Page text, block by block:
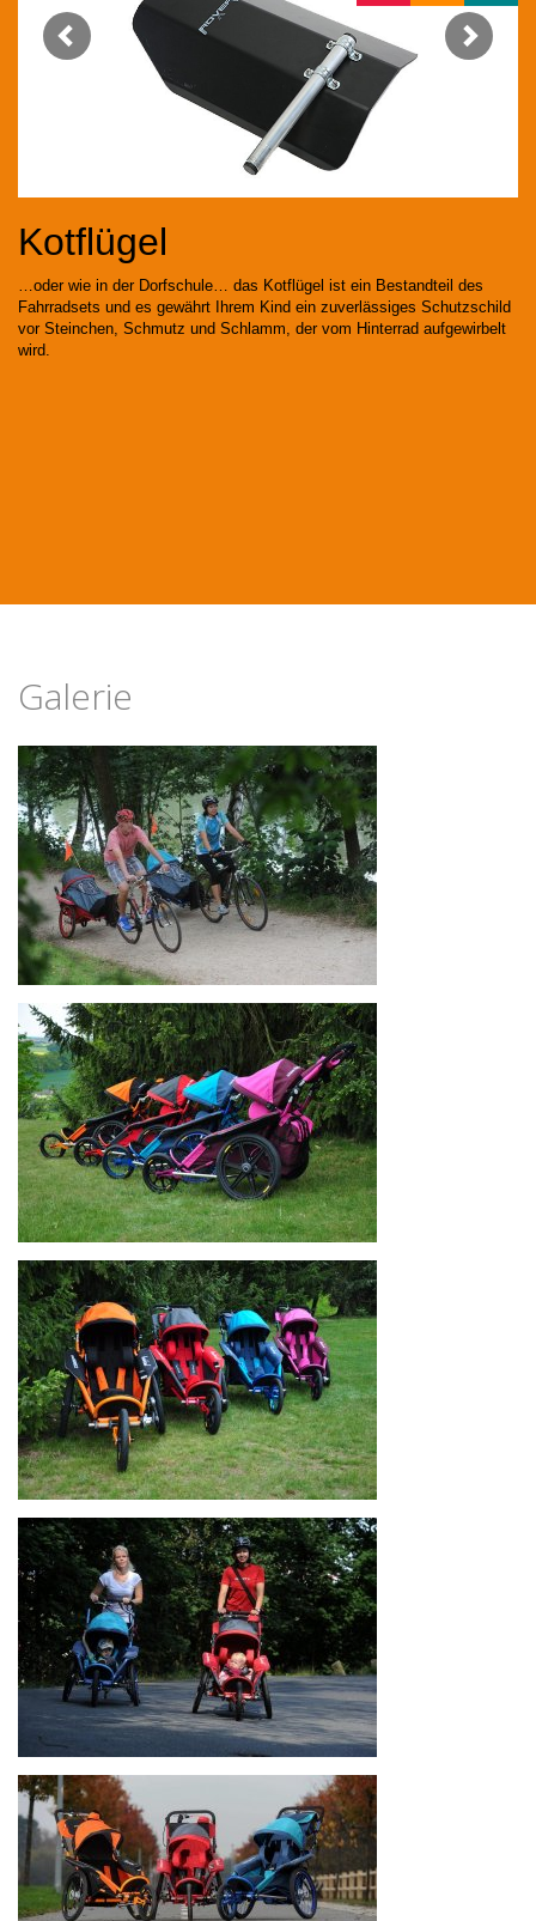
Kotflügel
…oder wie in der Dorfschule… das Kotflügel ist ein Bestandteil des
Fahrradsets und es gewährt Ihrem Kind ein zuverlässiges Schutzschild
vor Steinchen, Schmutz und Schlamm, der vom Hinterrad aufgewirbelt
wird.
Galerie